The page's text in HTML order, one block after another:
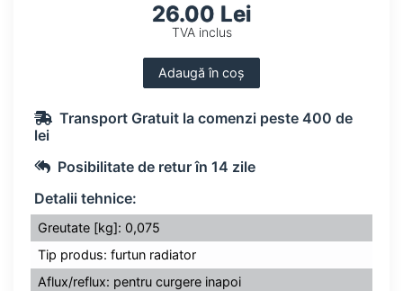
26.00 Lei
TVA inclus
Adaugă în coș
Transport Gratuit la comenzi peste 400 de
lei
Posibilitate de retur în 14 zile
Detalii tehnice:
Greutate [kg]: 0,075
Tip produs: furtun radiator
Aflux/reflux: pentru curgere inapoi